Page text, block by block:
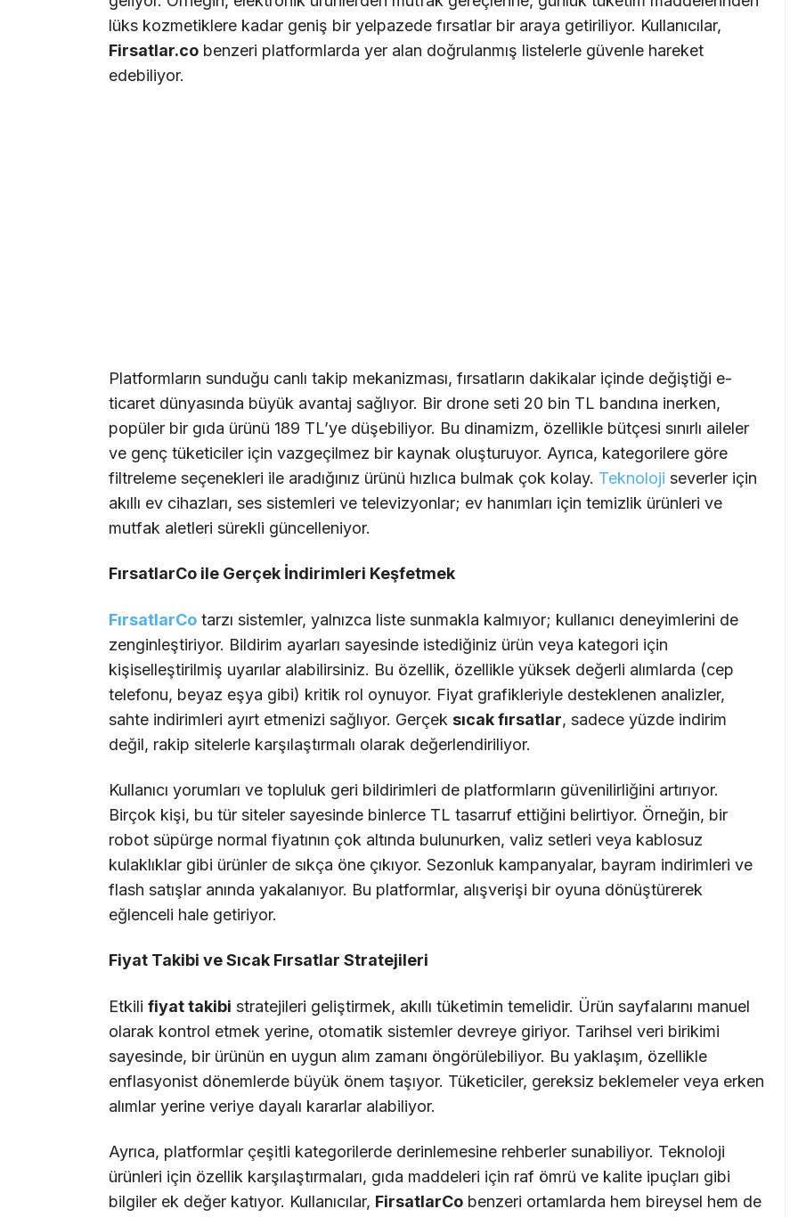
lüks kozmetiklere kadar geniş bir yelpazede fırsatlar bir araya getiriliyor. Kullanıcılar,
Firsatlar.co benzeri platformlarda yer alan doğrulanmış listelerle güvenle hareket
edebiliyor.
Platformların sunduğu canlı takip mekanizması, fırsatların dakikalar içinde değiştiği e-
ticaret dünyasında büyük avantaj sağlıyor. Bir drone seti 20 bin TL bandına inerken,
popüler bir gıda ürünü 189 TL’ye düşebiliyor. Bu dinamizm, özellikle bütçesi sınırlı aileler
ve genç tüketiciler için vazgeçilmez bir kaynak oluşturuyor. Ayrıca, kategorilere göre
filtreleme seçenekleri ile aradığınız ürünü hızlıca bulmak çok kolay. Teknoloji severler için
akıllı ev cihazları, ses sistemleri ve televizyonlar; ev hanımları için temizlik ürünleri ve
mutfak aletleri sürekli güncelleniyor.
FırsatlarCo ile Gerçek İndirimleri Keşfetmek
FırsatlarCo tarzı sistemler, yalnızca liste sunmakla kalmıyor; kullanıcı deneyimlerini de
zenginleştiriyor. Bildirim ayarları sayesinde istediğiniz ürün veya kategori için
kişiselleştirilmiş uyarılar alabilirsiniz. Bu özellik, özellikle yüksek değerli alımlarda (cep
telefonu, beyaz eşya gibi) kritik rol oynuyor. Fiyat grafikleriyle desteklenen analizler,
sahte indirimleri ayırt etmenizi sağlıyor. Gerçek sıcak fırsatlar, sadece yüzde indirim
değil, rakip sitelerle karşılaştırmalı olarak değerlendiriliyor.
Kullanıcı yorumları ve topluluk geri bildirimleri de platformların güvenilirliğini artırıyor.
Birçok kişi, bu tür siteler sayesinde binlerce TL tasarruf ettiğini belirtiyor. Örneğin, bir
robot süpürge normal fiyatının çok altında bulunurken, valiz setleri veya kablosuz
kulaklıklar gibi ürünler de sıkça öne çıkıyor. Sezonluk kampanyalar, bayram indirimleri ve
flash satışlar anında yakalanıyor. Bu platformlar, alışverişi bir oyuna dönüştürerek
eğlenceli hale getiriyor.
Fiyat Takibi ve Sıcak Fırsatlar Stratejileri
Etkili fiyat takibi stratejileri geliştirmek, akıllı tüketimin temelidir. Ürün sayfalarını manuel
olarak kontrol etmek yerine, otomatik sistemler devreye giriyor. Tarihsel veri birikimi
sayesinde, bir ürünün en uygun alım zamanı öngörülebiliyor. Bu yaklaşım, özellikle
enflasyonist dönemlerde büyük önem taşıyor. Tüketiciler, gereksiz beklemeler veya erken
alımlar yerine veriye dayalı kararlar alabiliyor.
Ayrıca, platformlar çeşitli kategorilerde derinlemesine rehberler sunabiliyor. Teknoloji
ürünleri için özellik karşılaştırmaları, gıda maddeleri için raf ömrü ve kalite ipuçları gibi
bilgiler ek değer katıyor. Kullanıcılar, FirsatlarCo benzeri ortamlarda hem bireysel hem de